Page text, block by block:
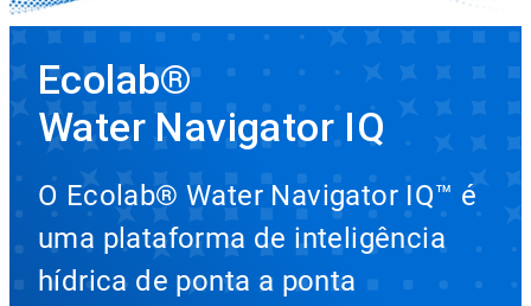
Ecolab®
Water Navigator IQ
O Ecolab® Water Navigator IQ™ é
uma plataforma de inteligência
hídrica de ponta a ponta